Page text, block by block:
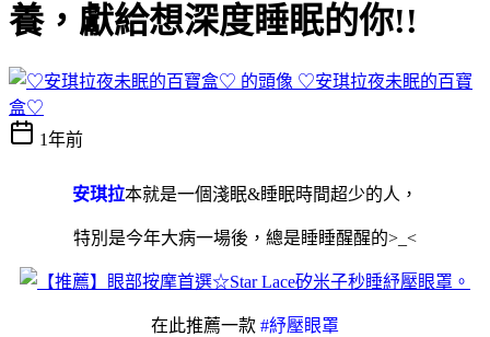
養，獻給想深度睡眠的你!!
♡安琪拉夜未眠的百寶
盒♡
1年前
安琪拉本就是一個淺眠&睡眠時間超少的人，
特別是今年大病一場後，總是睡睡醒醒的>_<
在此推薦一款 #紓壓眼罩